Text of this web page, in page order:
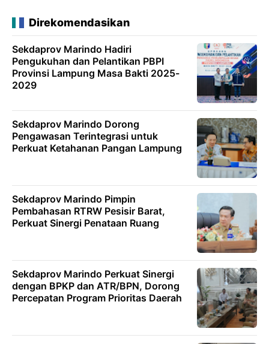
Direkomendasikan
Sekdaprov Marindo Hadiri
Pengukuhan dan Pelantikan PBPI
Provinsi Lampung Masa Bakti 2025-
2029
Sekdaprov Marindo Dorong
Pengawasan Terintegrasi untuk
Perkuat Ketahanan Pangan Lampung
Sekdaprov Marindo Pimpin
Pembahasan RTRW Pesisir Barat,
Perkuat Sinergi Penataan Ruang
Sekdaprov Marindo Perkuat Sinergi
dengan BPKP dan ATR/BPN, Dorong
Percepatan Program Prioritas Daerah